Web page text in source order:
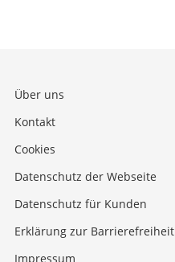
Über uns
Kontakt
Cookies
Datenschutz der Webseite
Datenschutz für Kunden
Erklärung zur Barrierefreiheit
Impressum